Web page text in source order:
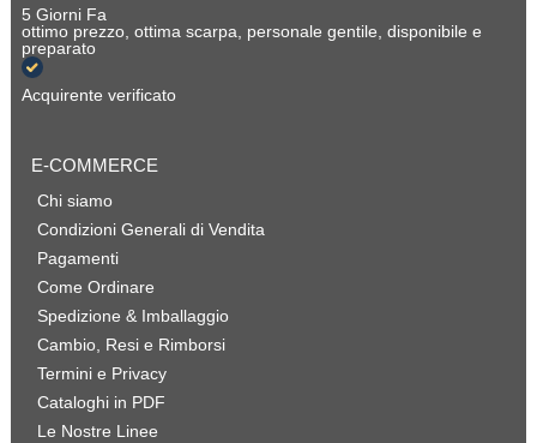
5 Giorni Fa
ottimo prezzo, ottima scarpa, personale gentile, disponibile e
preparato
Acquirente verificato
E-COMMERCE
Chi siamo
Condizioni Generali di Vendita
Pagamenti
Come Ordinare
Spedizione & Imballaggio
Cambio, Resi e Rimborsi
Termini e Privacy
Cataloghi in PDF
Le Nostre Linee